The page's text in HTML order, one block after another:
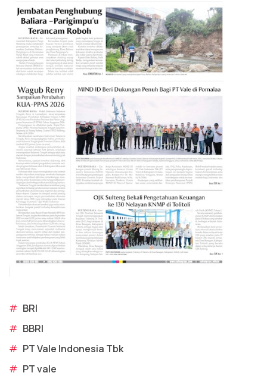
# BRI
# BBRI
# PT Vale Indonesia Tbk
# PT vale